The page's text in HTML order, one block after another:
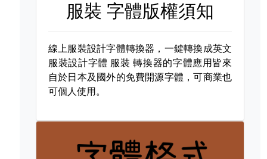
服裝 字體版權須知
線上服裝設計字體轉換器，一鍵轉換成英文
服裝設計字體 服裝 轉換器的字體應用皆來
自於日本及國外的免費開源字體，可商業也
可個人使用。